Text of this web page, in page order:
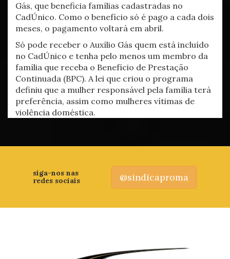
Gás, que beneficia famílias cadastradas no
CadÚnico. Como o benefício só é pago a cada dois
meses, o pagamento voltará em abril.
Só pode receber o Auxílio Gás quem está incluído
no CadÚnico e tenha pelo menos um membro da
família que receba o Benefício de Prestação
Continuada (BPC). A lei que criou o programa
definiu que a mulher responsável pela família terá
preferência, assim como mulheres vítimas de
violência doméstica.
siga-nos nas
redes sociais
@sindicaproma